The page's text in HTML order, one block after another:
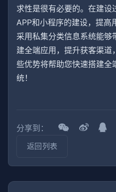
求性是很有必要的。在建设
APP和小程序的建设，提高
采用私集分类信息系统能够
建全端应用，提升获客渠道
些优势将帮助您快速搭建全
统！
分享到：
返回列表